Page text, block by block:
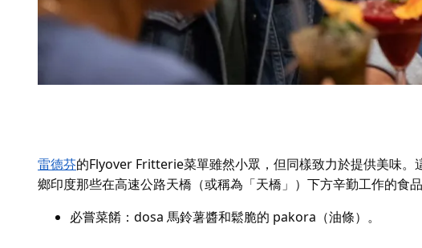
雷德芬的Flyover Fritterie菜單雖然小眾，但同樣致力於提供美味
鄉印度那些在高速公路天橋（或稱為「天橋」）下方辛勤工作的食品
必嘗菜餚：dosa 馬鈴薯醬和鬆脆的 pakora（油條）。